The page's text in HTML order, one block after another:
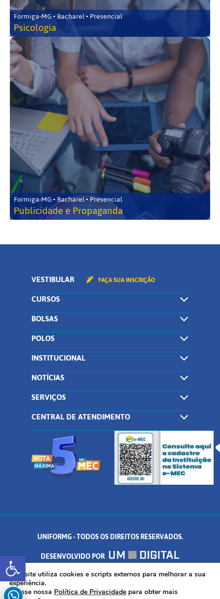
Abrir a barra de ferramentas
Formiga-MG • Bacharel • Presencial
Psicologia
Formiga-MG • Bacharel • Presencial
Publicidade e Propaganda
VESTIBULAR FAÇA SUA INSCRIÇÃO
CURSOS
BOLSAS
POLOS
INSTITUCIONAL
NOTÍCIAS
SERVIÇOS
CENTRAL DE ATENDIMENTO
UNIFORMG - TODOS OS DIREITOS RESERVADOS.
DESENVOLVIDO POR
AV. DR. ARNALDO DE SENNA, 328 - PALMEIRAS, FORMIGA/MG - CEP:
35.574.530
Este site utiliza cookies e scripts externos para melhorar a sua
experiência.
Acesse nossa Política de Privacidade para obter mais